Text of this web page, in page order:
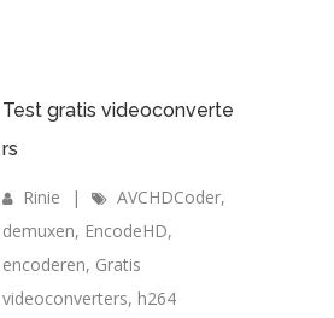
Test gratis videoconverte
rs
Rinie | AVCHDCoder,
demuxen, EncodeHD,
encoderen, Gratis
videoconverters, h264